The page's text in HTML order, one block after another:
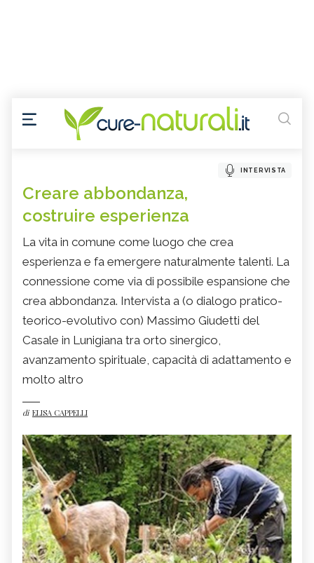
INTERVISTA
Creare abbondanza,
costruire esperienza
La vita in comune come luogo che crea
esperienza e fa emergere naturalmente talenti. La
connessione come via di possibile espansione che
crea abbondanza. Intervista a (o dialogo pratico-
teorico-evolutivo con) Massimo Giudetti del
Casale in Lunigiana tra orto sinergico,
avanzamento spirituale, capacità di adattamento e
molto altro
di ELISA CAPPELLI